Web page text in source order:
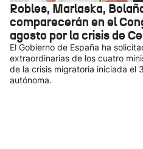
Robles, Marlaska,
comparecerán en el
agosto por la crisis de
El Gobierno de España ha
extraordinarias de los cuatro
de la crisis migratoria iniciada el
autónoma.